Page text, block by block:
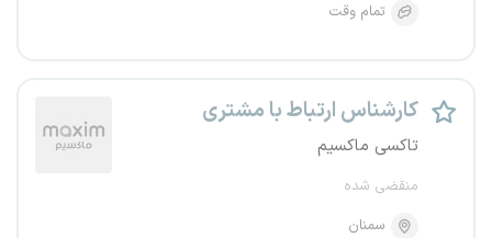
تمام وقت
کارشناس ارتباط با مشتری
تاکسی ماکسیم
منقضی شده
سمنان